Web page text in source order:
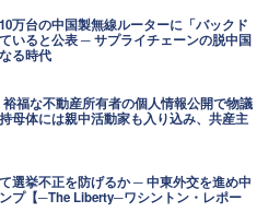
万台の中国製無線ルーターに「バックド
いると公表 ─ サプライチェーンの脱中国
る時代
福な不動産所有者の個人情報公開で物議
母体には親中活動家も入り込み、共産主
選挙不正を防げるか ─ 中東外交を進め中
プ【─The Liberty─ワシントン・レポー